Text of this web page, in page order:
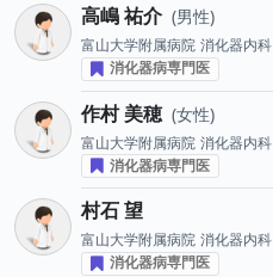
高嶋 祐介 男性
富山大学附属病院 消化器内科
消化器病専門医
作村 美穂 女性
富山大学附属病院 消化器内科
消化器病専門医
村石 望
富山大学附属病院 消化器内科
消化器病専門医